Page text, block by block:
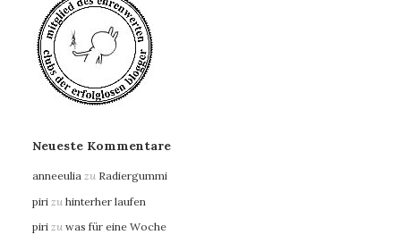
Neueste Kommentare
anneeulia zu Radiergummi
piri zu hinterher laufen
piri zu was für eine Woche